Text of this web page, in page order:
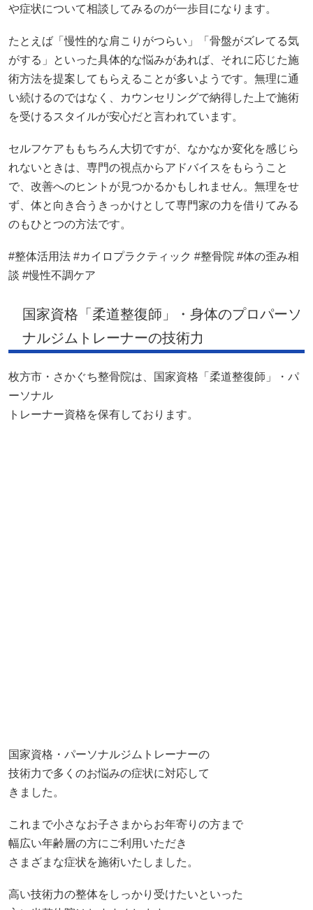
や症状について相談してみるのが一歩目になります。
たとえば「慢性的な肩こりがつらい」「骨盤がズレてる気
がする」といった具体的な悩みがあれば、それに応じた施
術方法を提案してもらえることが多いようです。無理に通
い続けるのではなく、カウンセリングで納得した上で施術
を受けるスタイルが安心だと言われています。
セルフケアももちろん大切ですが、なかなか変化を感じら
れないときは、専門の視点からアドバイスをもらうこと
で、改善へのヒントが見つかるかもしれません。無理をせ
ず、体と向き合うきっかけとして専門家の力を借りてみる
のもひとつの方法です。
#整体活用法 #カイロプラクティック #整骨院 #体の歪み相
談 #慢性不調ケア
国家資格「柔道整復師」・身体のプロパーソ
ナルジムトレーナーの技術力
枚方市・さかぐち整骨院は、国家資格「柔道整復師」・パ
ーソナル
トレーナー資格を保有しております。
幅広い年齢層の方にご利用いただき
さまざまな症状を施術いたしました。
方に当整体院はおすすめします。